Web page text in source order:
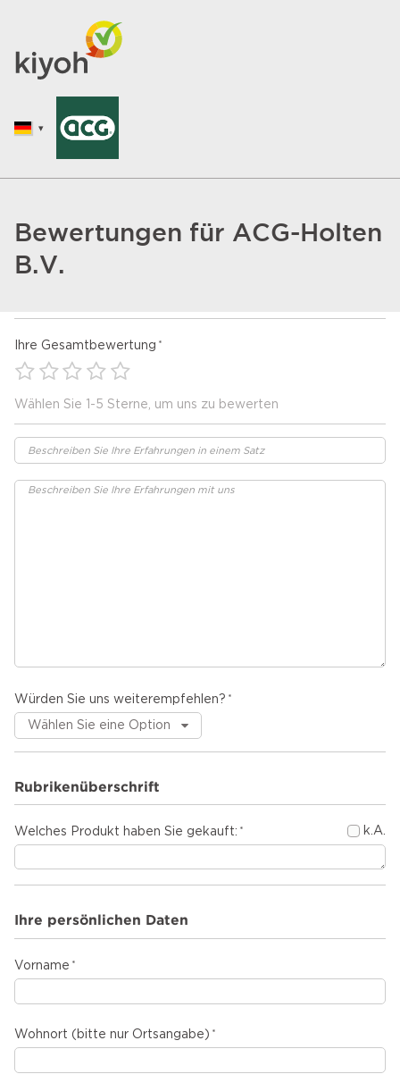
Bewertungen für ACG-Holten
B.V.
Ihre Gesamtbewertung
Wählen Sie 1-5 Sterne, um uns zu bewerten
Würden Sie uns weiterempfehlen?
Rubrikenüberschrift
Welches Produkt haben Sie gekauft: k.A.
Ihre persönlichen Daten
Vorname
Wohnort (bitte nur Ortsangabe)